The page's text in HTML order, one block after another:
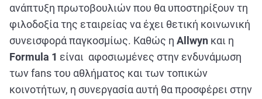
ανάπτυξη πρωτοβουλιών που θα υποστηρίξουν τη
φιλοδοξία της εταιρείας να έχει θετική κοινωνική
συνεισφορά παγκοσμίως. Καθώς η Allwyn και η
Formula 1 είναι αφοσιωμένες στην ενδυνάμωση
των fans του αθλήματος και των τοπικών
κοινοτήτων, η συνεργασία αυτή θα προσφέρει στην